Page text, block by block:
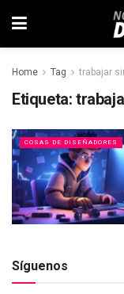
Home Tag trabajar
Etiqueta:
COSAS DE DISEÑADORES
Síguenos